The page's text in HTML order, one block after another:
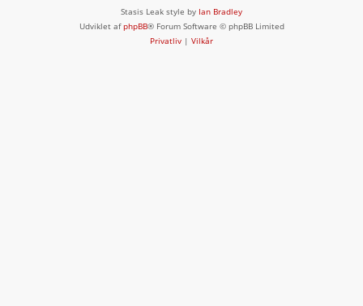
Stasis Leak style by Ian Bradley
Udviklet afphpBB® Forum Software © phpBB Limited
Privatliv | Vilkår